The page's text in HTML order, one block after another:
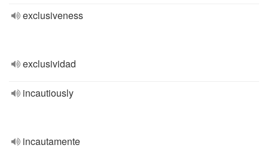
exclusiveness
exclusividad
incautiously
incautamente